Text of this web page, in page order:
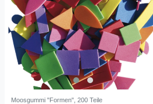
Moosgummi "Formen", 200 Teile